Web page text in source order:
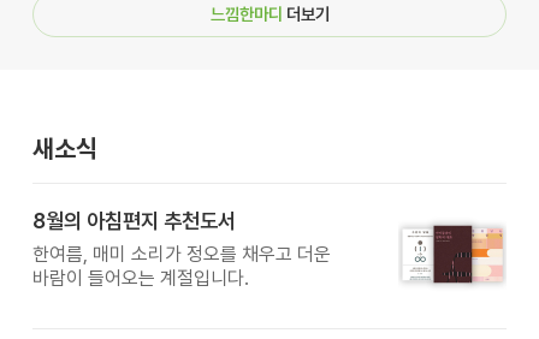
느낌한마디 더보기
새소식
8월의 아침편지 추천도서
한여름, 매미 소리가 정오를 채우고 더운
바람이 들어오는 계절입니다.